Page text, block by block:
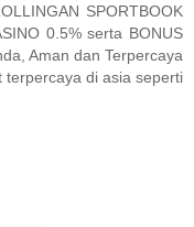
SPORTBOOK
0.5% serta BONUS
Aman dan Terpercaya
di asia seperti